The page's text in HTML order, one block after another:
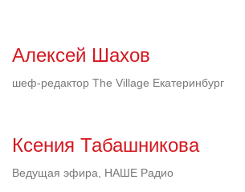
Алексей Шахов
шеф-редактор The Village Екатеринбург
Ксения Табашникова
Ведущая эфира, НАШЕ Радио